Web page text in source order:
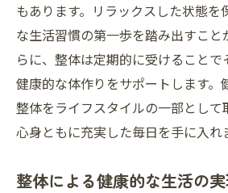
もあります。リラックスした状態を
な生活習慣の第一歩を踏み出すこと
らに、整体は定期的に受けることで
健康的な体作りをサポートします。
整体をライフスタイルの一部として
心身ともに充実した毎日を手に入れ
整体による健康的な生活の